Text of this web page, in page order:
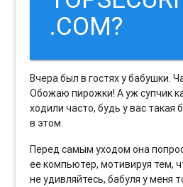
.COM?
Вчера был в гостях у бабушки.
Обожаю пирожки! А уж супчик
ходили часто, будь у вас такая
в этом.
Перед самым уходом она
ее компьютер, мотивируя тем,
не удивляйтесь, бабуля у меня